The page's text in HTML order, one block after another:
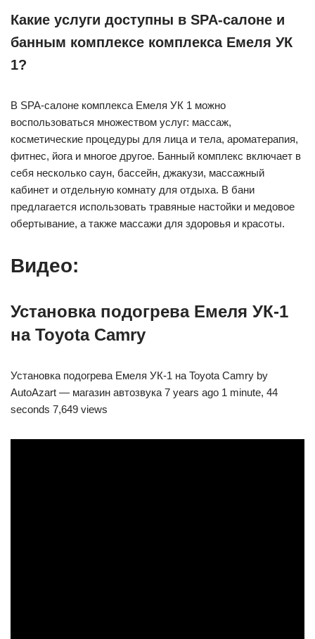
Какие услуги доступны в SPA-салоне и
банным комплексе комплекса Емеля УК
1?
В SPA-салоне комплекса Емеля УК 1 можно
воспользоваться множеством услуг: массаж,
косметические процедуры для лица и тела, ароматерапия,
фитнес, йога и многое другое. Банный комплекс включает в
себя несколько саун, бассейн, джакузи, массажный
кабинет и отдельную комнату для отдыха. В бани
предлагается использовать травяные настойки и медовое
обертывание, а также массажи для здоровья и красоты.
Видео:
Установка подогрева Емеля УК-1
на Toyota Camry
Установка подогрева Емеля УК-1 на Toyota Camry by
AutoAzart — магазин автозвука 7 years ago 1 minute, 44
seconds 7,649 views